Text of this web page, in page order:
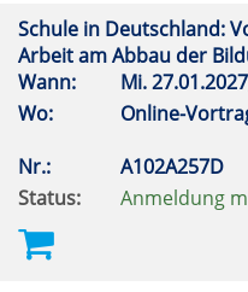
Schule in Deutschland:
Arbeit am Abbau der
Wann:
Mi.
Wo:
Online-
Nr.:
A102A257D
Status:
Anmeldung